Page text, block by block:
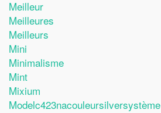
Meilleur
Meilleures
Meilleurs
Mini
Minimalisme
Mint
Mixium
Modelc423nacouleursilversystème